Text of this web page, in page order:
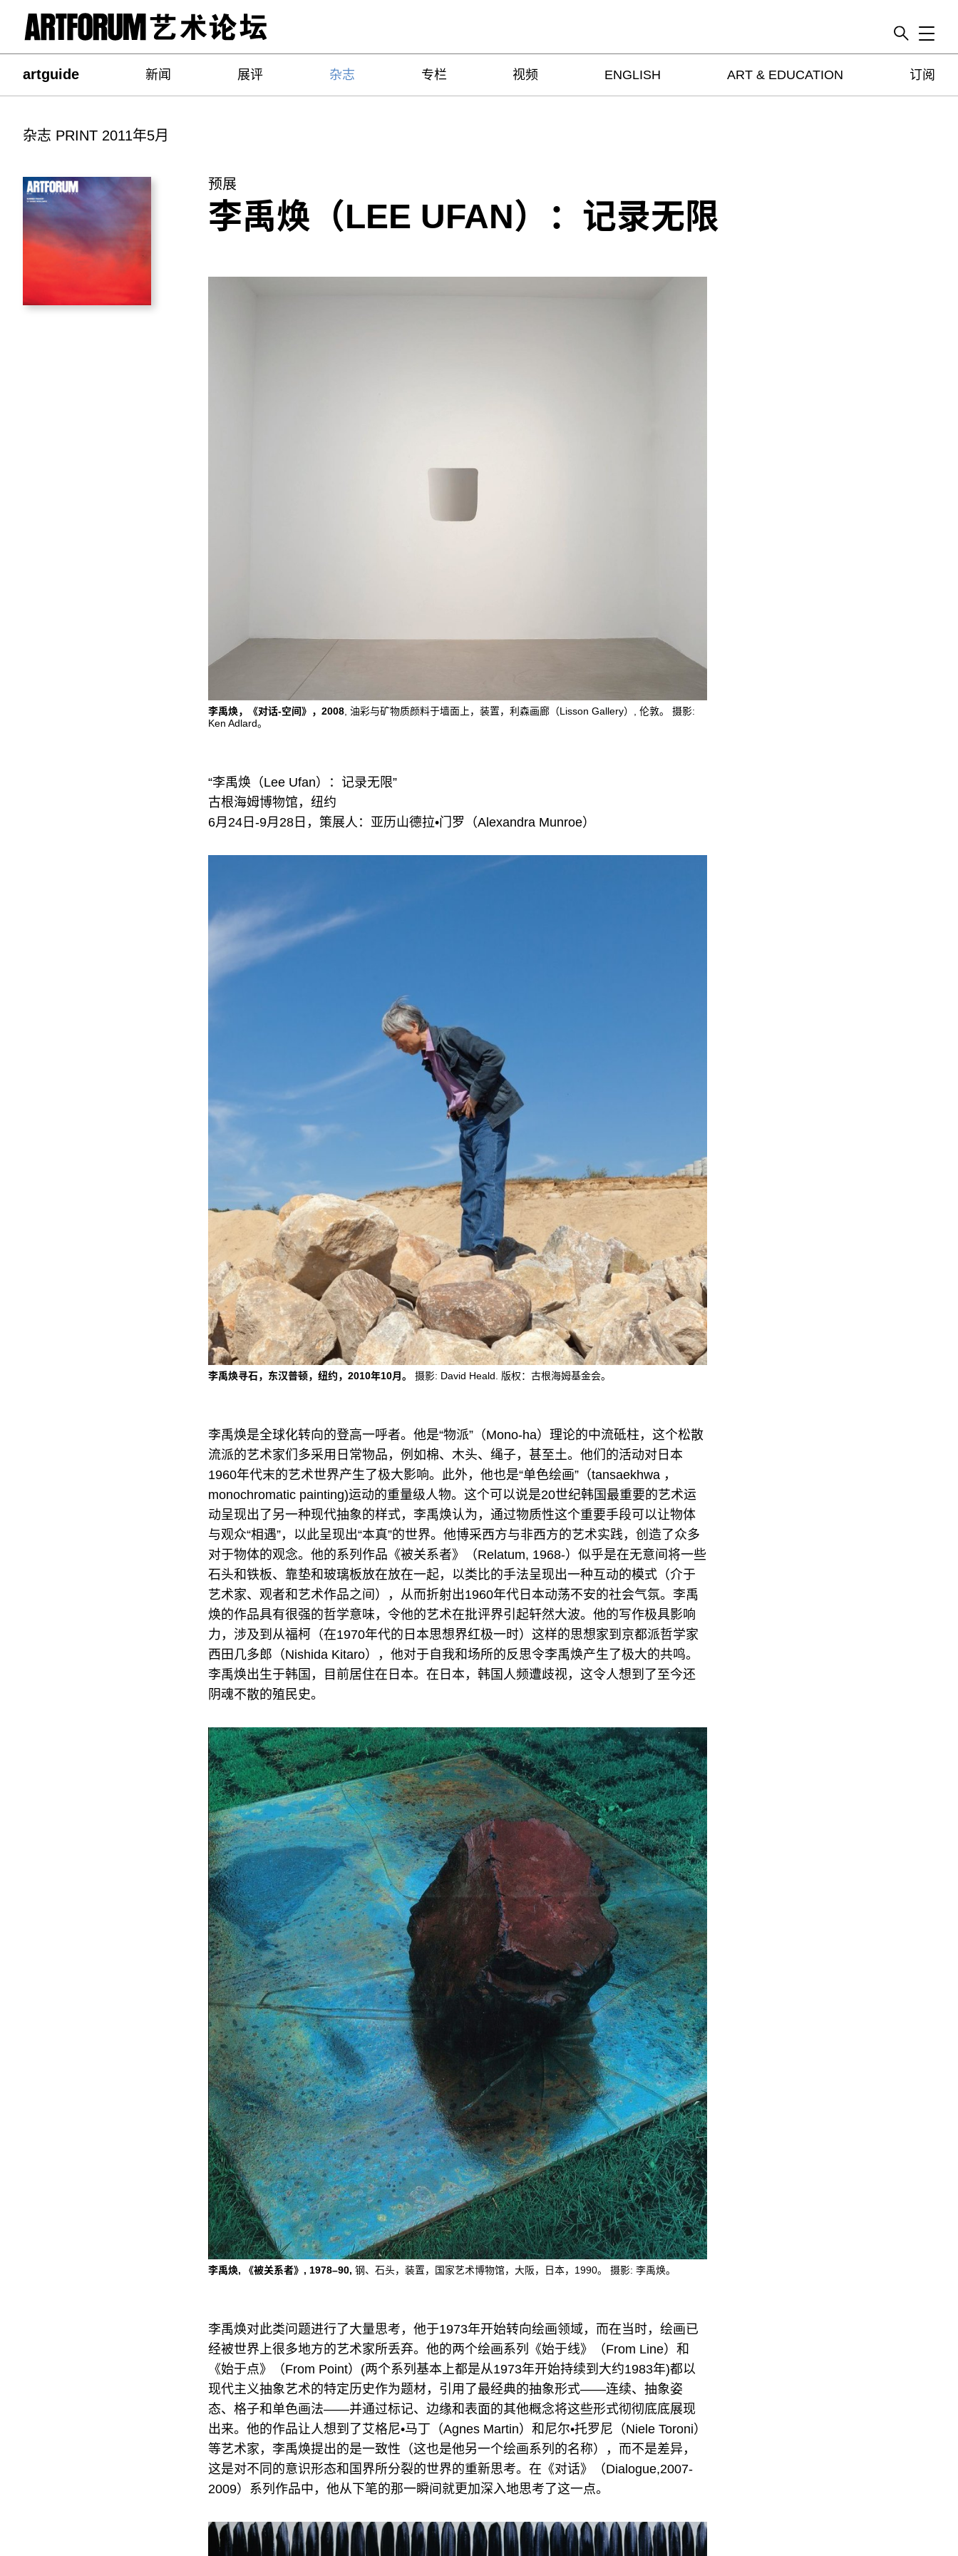
Toggle
artguide 新闻 展评 杂志 专栏 视频 ENGLISH ART & EDUCATION 订阅
杂志 PRINT 2011年5月
预展
李禹焕（LEE UFAN）：记录无限
李禹焕，《对话-空间》，2008 , 油彩与矿物质颜料于墙面上，装置，利森画廊（Lisson Gallery）, 伦敦。 摄影:
Ken Adlard。
“李禹焕（Lee Ufan）：记录无限”
古根海姆博物馆，纽约
6月24日-9月28日，策展人：亚历山德拉•门罗（Alexandra Munroe）
李禹焕寻石，东汉普顿，纽约，2010年10月。 摄影: David Heald. 版权：古根海姆基金会。
李禹焕是全球化转向的登高一呼者。他是“物派”（Mono-ha）理论的中流砥柱，这个松散
流派的艺术家们多采用日常物品，例如棉、木头、绳子，甚至土。他们的活动对日本
1960年代末的艺术世界产生了极大影响。此外，他也是“单色绘画”（tansaekhwa ，
monochromatic painting)运动的重量级人物。这个可以说是20世纪韩国最重要的艺术运
动呈现出了另一种现代抽象的样式，李禹焕认为，通过物质性这个重要手段可以让物体
与观众“相遇”，以此呈现出“本真”的世界。他博采西方与非西方的艺术实践，创造了众多
对于物体的观念。他的系列作品《被关系者》（Relatum, 1968-）似乎是在无意间将一些
石头和铁板、靠垫和玻璃板放在放在一起，以类比的手法呈现出一种互动的模式（介于
艺术家、观者和艺术作品之间），从而折射出1960年代日本动荡不安的社会气氛。李禹
焕的作品具有很强的哲学意味，令他的艺术在批评界引起轩然大波。他的写作极具影响
力，涉及到从福柯（在1970年代的日本思想界红极一时）这样的思想家到京都派哲学家
西田几多郎（Nishida Kitaro），他对于自我和场所的反思令李禹焕产生了极大的共鸣。
李禹焕出生于韩国，目前居住在日本。在日本，韩国人频遭歧视，这令人想到了至今还
阴魂不散的殖民史。
李禹焕, 《被关系者》, 1978–90, 钢、石头，装置，国家艺术博物馆，大阪，日本，1990。 摄影: 李禹焕。
李禹焕对此类问题进行了大量思考，他于1973年开始转向绘画领域，而在当时，绘画已
经被世界上很多地方的艺术家所丢弃。他的两个绘画系列《始于线》（From Line）和
《始于点》（From Point）(两个系列基本上都是从1973年开始持续到大约1983年)都以
现代主义抽象艺术的特定历史作为题材，引用了最经典的抽象形式——连续、抽象姿
态、格子和单色画法——并通过标记、边缘和表面的其他概念将这些形式彻彻底底展现
出来。他的作品让人想到了艾格尼•马丁（Agnes Martin）和尼尔•托罗尼（Niele Toroni）
等艺术家，李禹焕提出的是一致性（这也是他另一个绘画系列的名称），而不是差异，
这是对不同的意识形态和国界所分裂的世界的重新思考。在《对话》（Dialogue,2007-
2009）系列作品中，他从下笔的那一瞬间就更加深入地思考了这一点。